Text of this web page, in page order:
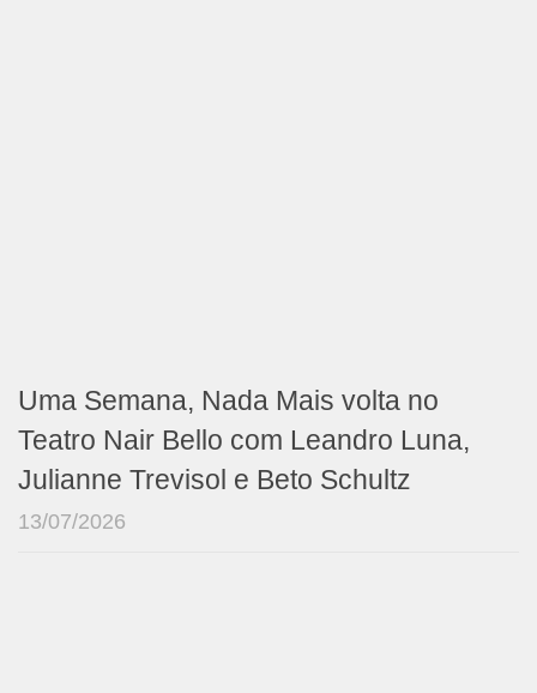
Uma Semana, Nada Mais volta no
Teatro Nair Bello com Leandro Luna,
Julianne Trevisol e Beto Schultz
13/07/2026